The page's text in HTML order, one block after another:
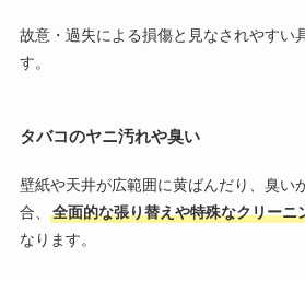
故意・過失による損傷と見なされやすい
す。
タバコのヤニ汚れや臭い
壁紙や天井が広範囲に黄ばんだり、臭い
合、
全面的な張り替えや特殊なクリーニ
なります。